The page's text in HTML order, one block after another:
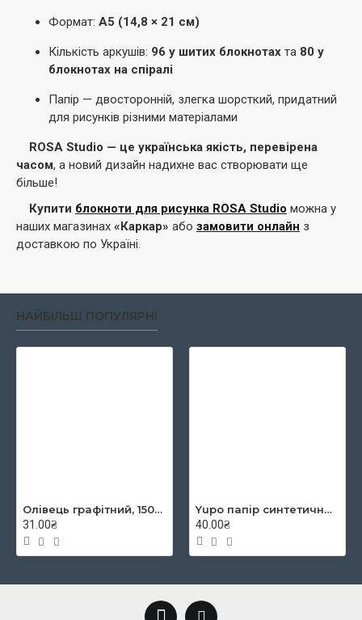
Формат: A5 (14,8 × 21 см)
Кількість аркушів: 96 у шитих блокнотах та 80 у
блокнотах на спіралі
Папір — двосторонній, злегка шорсткий, придатний
для рисунків різними матеріалами
ROSA Studio — це українська якість, перевірена
часом, а новий дизайн надихне вас створювати ще
більше!
Купити блокноти для рисунка ROSA Studio можна у
наших магазинах «Каркар» або замовити онлайн з
доставкою по Україні.
НАЙБІЛЬШ ПОПУЛЯРНІ
Олівець графітний, 1500, 2B, KOH-I-NOOR
31.00₴
Yupo папір синтетичний YUPO-Blue 234g 300µ, 460x320 mm
40.00₴